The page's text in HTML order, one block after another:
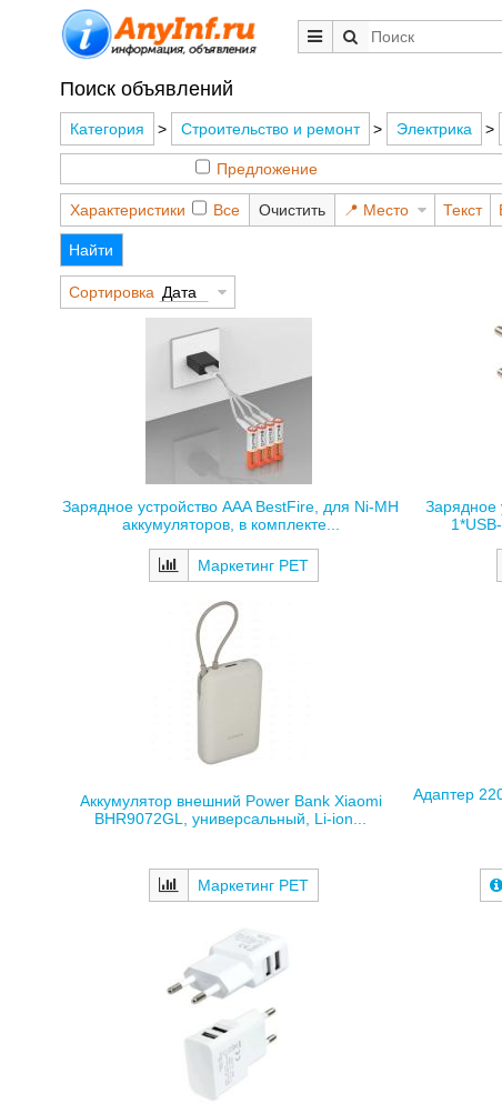
Поиск объявлений
Категория > Строительство и ремонт > Электрика >
Предложение
Характеристики Все Очистить Место Текст
Найти
Сортировка Дата
Зарядное устройство AAA BestFire, для Ni-MH
аккумуляторов, в комплекте...
Маркетинг РЕТ
Зарядное
Аккумулятор внешний Power Bank Xiaomi
BHR9072GL, универсальный, Li-ion...
Маркетинг РЕТ
Адаптер